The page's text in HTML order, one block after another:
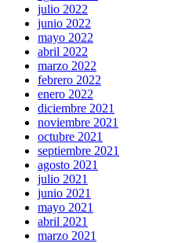
julio 2022
junio 2022
mayo 2022
abril 2022
marzo 2022
febrero 2022
enero 2022
diciembre 2021
noviembre 2021
octubre 2021
septiembre 2021
agosto 2021
julio 2021
junio 2021
mayo 2021
abril 2021
marzo 2021